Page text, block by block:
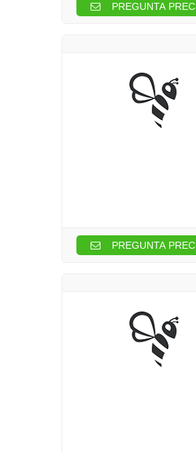
PREGUNTA
PREGUNTA